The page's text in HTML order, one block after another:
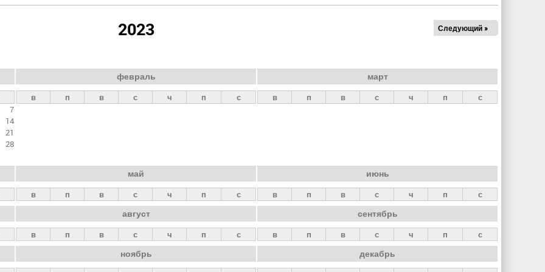
2023 Следующий »
7
14
21
28
февраль
в п в с ч п с
март
в п в с ч п с
май
в п в с ч п с
июнь
в п в с ч п с
август
в п в с ч п с
сентябрь
в п в с ч п с
ноябрь декабрь